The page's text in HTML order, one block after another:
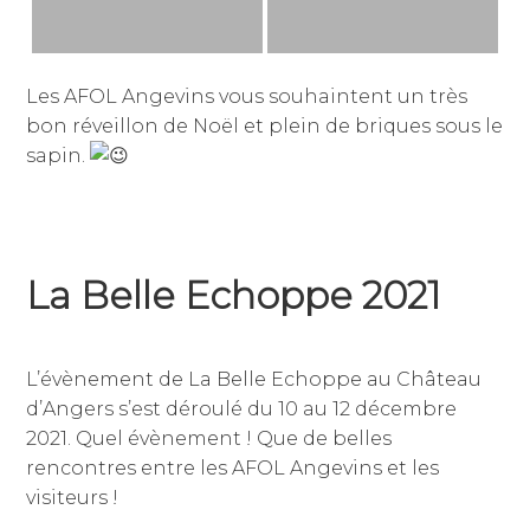
Les AFOL Angevins vous souhaintent un très
bon réveillon de Noël et plein de briques sous le
sapin.
La Belle Echoppe 2021
2021
dominique
julien
dans
non
classé
L’évènement de La Belle Echoppe au Château
d’Angers s’est déroulé du 10 au 12 décembre
2021. Quel évènement ! Que de belles
rencontres entre les AFOL Angevins et les
visiteurs !